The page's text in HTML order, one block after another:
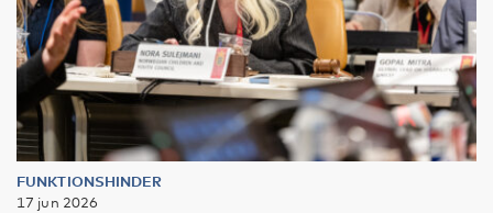
FUNKTIONSHINDER
17 jun 2026